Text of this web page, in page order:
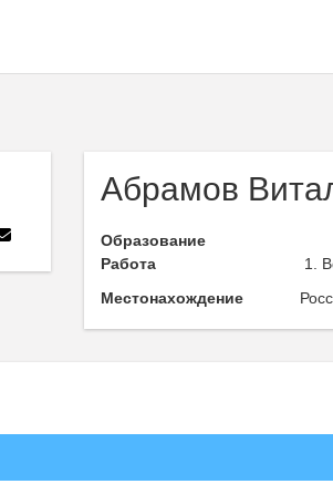
Абрамов
Образование
Работа
Местонахождение